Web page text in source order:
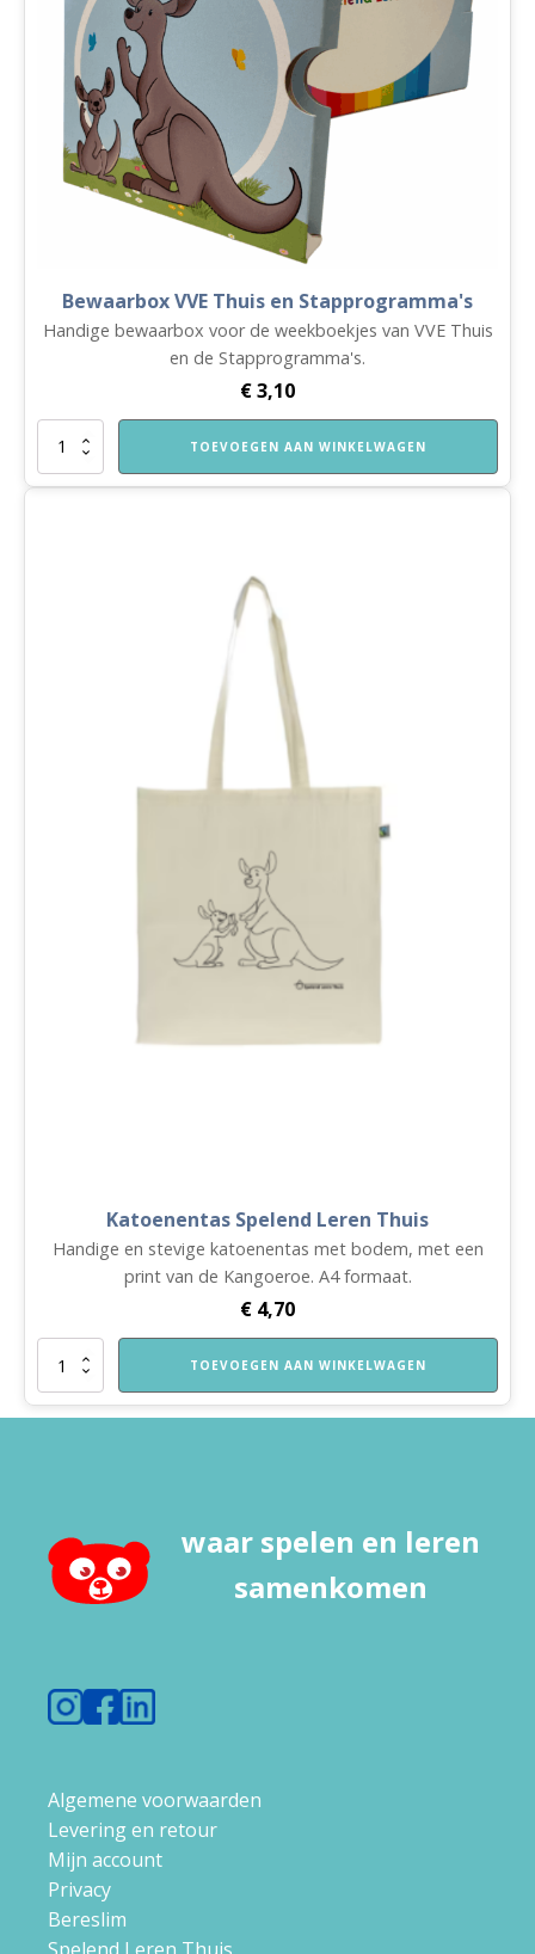
Bewaarbox VVE Thuis en Stapprogramma's
Handige bewaarbox voor de weekboekjes van VVE Thuis
en de Stapprogramma's.
€3,10
Bewaarbox
Thuis
TOEVOEGEN AAN WINKELWAGEN
Katoenentas Spelend Leren Thuis
Handige en stevige katoenentas met bodem, met een
print van de Kangoeroe. A4 formaat.
€ 4,70
Katoenentas
Leren
TOEVOEGEN AAN WINKELWAGEN
waar spelen en leren
samenkomen
Algemene voorwaarden
Levering en retour
Mijn account
Privacy
Bereslim